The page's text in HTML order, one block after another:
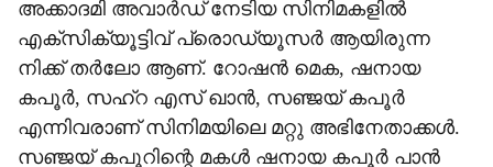
അക്കാദമി അവാർഡ് നേടിയ സിനിമകളിൽ
എക്സിക്യൂട്ടിവ്‌ പ്രൊഡ്യൂസർ ആയിരുന്ന
നിക്ക് തർലോ ആണ്. റോഷന്‍ മെക, ഷനായ
കപൂർ, സഹ്‌റ എസ് ഖാൻ, സഞ്ജയ് കപൂർ
എന്നിവരാണ് സിനിമയിലെ മറ്റു അഭിനേതാക്കൾ.
സഞ്ജയ് കപൂറിന്റെ മകള്‍ ഷനായ കപൂര്‍ പാന്‍